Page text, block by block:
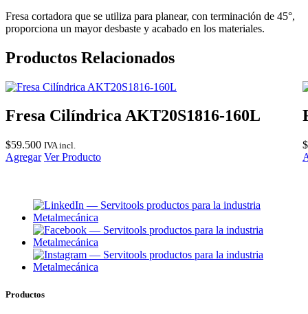
Fresa cortadora que se utiliza para planear, con terminación de 45°,
proporciona un mayor desbaste y acabado en los materiales.
Productos Relacionados
Fresa Cilíndrica AKT20S1816-160L
$59.500 IVA incl.
Agregar Ver Producto
$
Productos